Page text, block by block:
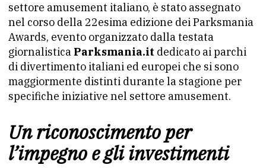
settore amusement italiano, è stato assegnato
nel corso della 22esima edizione dei Parksmania
Awards, evento organizzato dalla testata
giornalistica Parksmania.it dedicato ai parchi
di divertimento italiani ed europei che si sono
maggiormente distinti durante la stagione per
specifiche iniziative nel settore amusement.
Un riconoscimento per
l’impegno e gli investimenti